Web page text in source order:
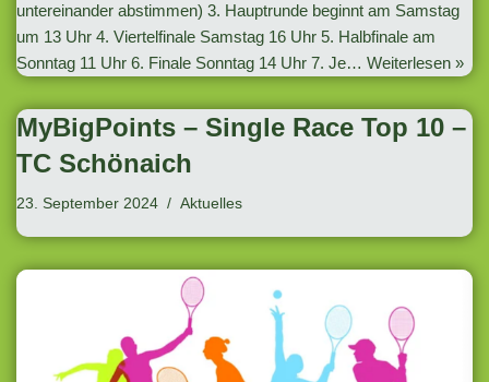
untereinander abstimmen) 3. Hauptrunde beginnt am Samstag
um 13 Uhr 4. Viertelfinale Samstag 16 Uhr 5. Halbfinale am
Sonntag 11 Uhr 6. Finale Sonntag 14 Uhr 7. Je… Weiterlesen »
MyBigPoints – Single Race Top 10 –
TC Schönaich
23. September 2024 Aktuelles